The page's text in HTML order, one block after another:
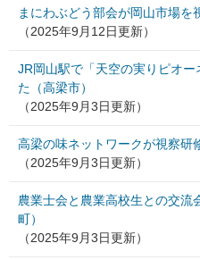
まにわぶどう部会が岡山市場を
（2025年9月12日更新）
JR岡山駅で「天空の実りピオ
た（高梁市）
（2025年9月3日更新）
高梁の味ネットワークが視察研
（2025年9月3日更新）
農業士会と農業高校生との交流
町）
（2025年9月3日更新）